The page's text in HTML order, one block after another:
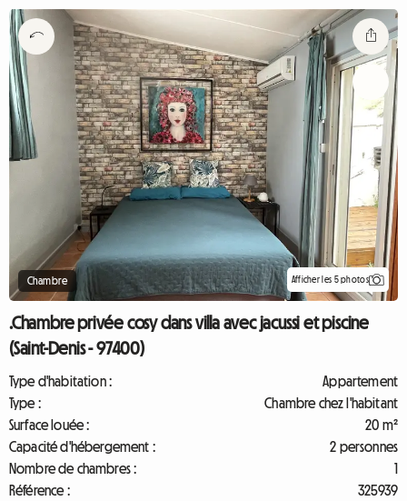
Chambre Afficher les 5 photos
.Chambre privée cosy dans villa avec jacussi et piscine
(Saint-Denis - 97400)
Type d'habitation :
Appartement
Type :
Chambre chez l'habitant
Surface louée :
20 m²
Capacité d'hébergement :
2 personnes
Nombre de chambres :
1
Référence :
325939